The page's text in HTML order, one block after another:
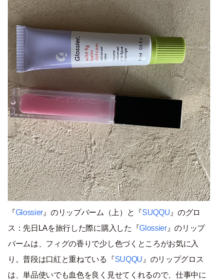
『Glossier 』のリップバーム（上）と『SUQQU 』のグロ
ス：先日LAを旅行した際に購入した『Glossier』のリップ
バームは、フィグの香りで少し色づくところがお気に入
り。普段は口紅と重ねている『SUQQU 』のリップグロス
は、単品使いでも血色を良く見せてくれるので、仕事中に